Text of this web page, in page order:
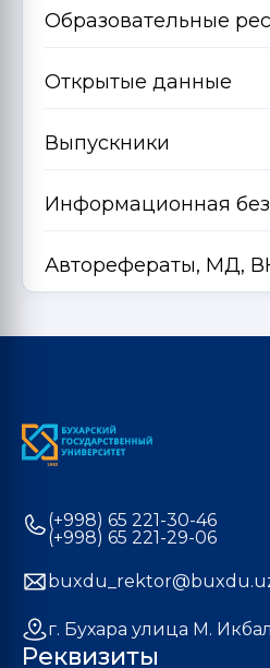
Образовательные
Открытые данные
Выпускники
Информационная
Авторефераты, МД,
(+998) 65 221-30-46
(+998) 65 221-29-06
г. Бухара улица М.
Реквизиты